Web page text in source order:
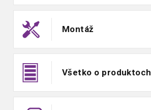
Montáž
Všetko o produktoch